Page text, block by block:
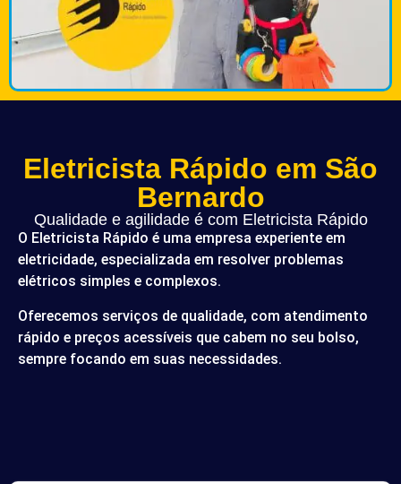
Eletricista Rápido em São
Bernardo
Qualidade e agilidade é com Eletricista Rápido
O Eletricista Rápido é uma empresa experiente em
eletricidade, especializada em resolver problemas
elétricos simples e complexos.
Oferecemos serviços de qualidade, com atendimento
rápido e preços acessíveis que cabem no seu bolso,
sempre focando em suas necessidades.